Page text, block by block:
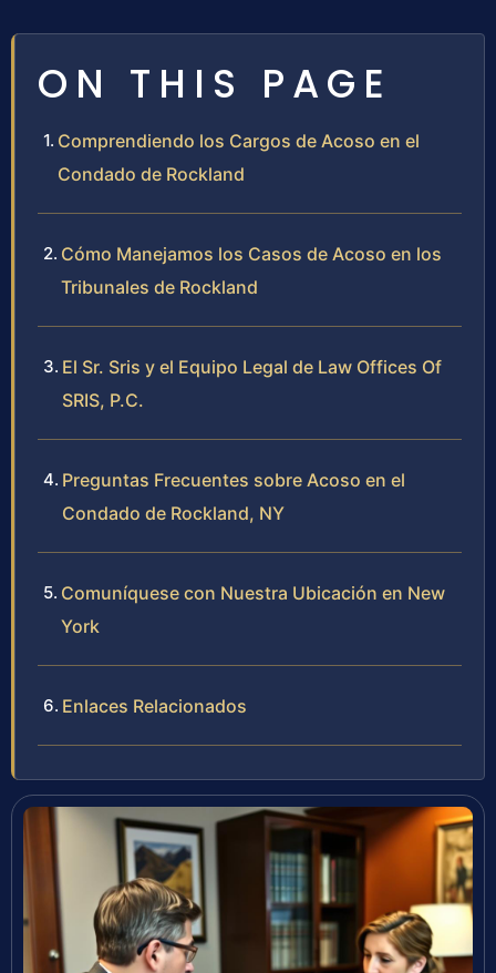
ON THIS PAGE
Comprendiendo los Cargos de Acoso en el
Condado de Rockland
Cómo Manejamos los Casos de Acoso en los
Tribunales de Rockland
El Sr. Sris y el Equipo Legal de Law Offices Of
SRIS, P.C.
Preguntas Frecuentes sobre Acoso en el
Condado de Rockland, NY
Comuníquese con Nuestra Ubicación en New
York
Enlaces Relacionados